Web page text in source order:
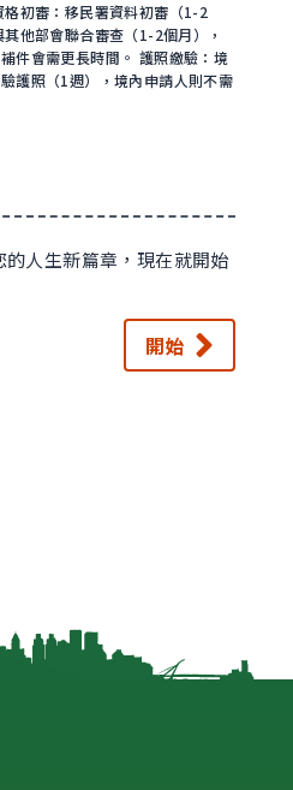
初審：移民署資料初審（1-2
他部會聯合審查（1-2個月），
件會需更長時間。 護照繳驗：境
護照（1週），境內申請人則不需
人生新篇章，現在就開始
開始